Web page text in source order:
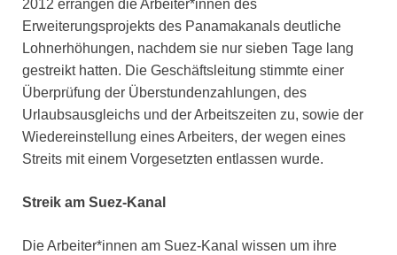
2012 errangen die Arbeiter*innen des
Erweiterungsprojekts des Panamakanals deutliche
Lohnerhöhungen, nachdem sie nur sieben Tage lang
gestreikt hatten. Die Geschäftsleitung stimmte einer
Überprüfung der Überstundenzahlungen, des
Urlaubsausgleichs und der Arbeitszeiten zu, sowie der
Wiedereinstellung eines Arbeiters, der wegen eines
Streits mit einem Vorgesetzten entlassen wurde.
Streik am Suez-Kanal
Die Arbeiter*innen am Suez-Kanal wissen um ihre